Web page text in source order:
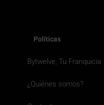
Políticas
Bytwelve, Tu Franquicia
¿Quiénes somos?